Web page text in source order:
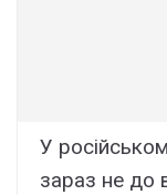
У
зараз не до